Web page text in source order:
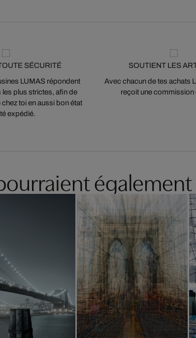
SÉCURITÉ
LUMAS répondent
plus strictes, afin de
toi en aussi bon état
expédié.
SOUTIENT LES
Avec chacun de tes achats
reçoit une commission